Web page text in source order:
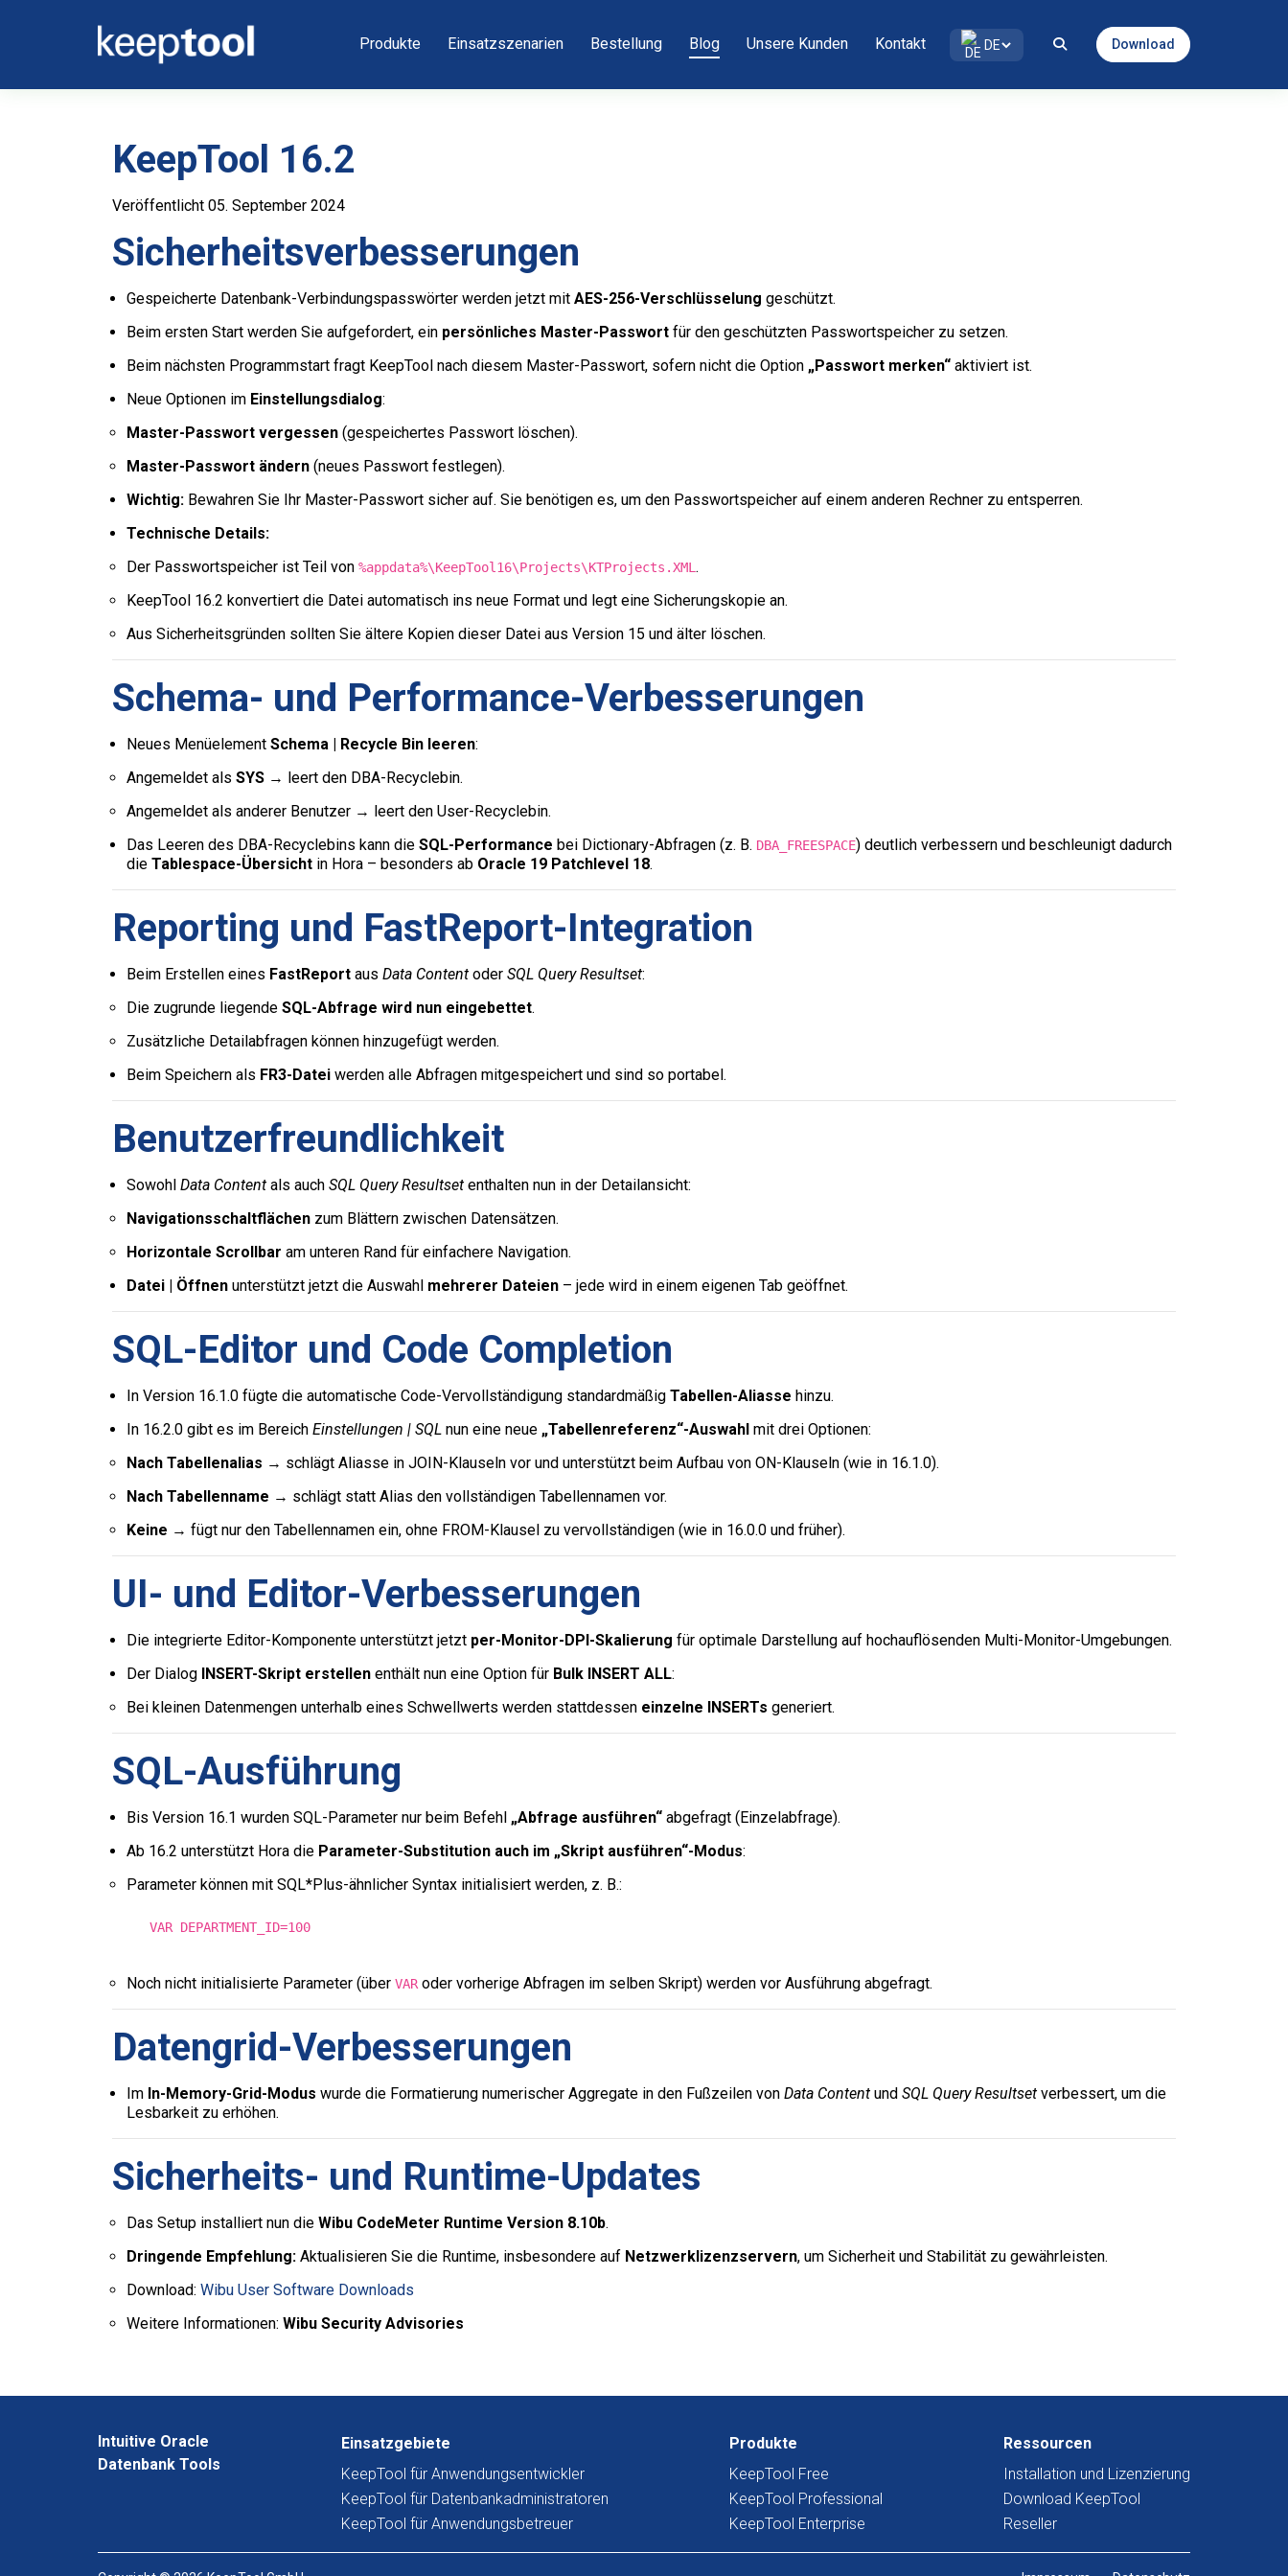
Produkte Einsatzszenarien Bestellung Blog Unsere Kunden Kontakt DE Download
KeepTool 16.2
Veröffentlicht 05. September 2024
Sicherheitsverbesserungen
Gespeicherte Datenbank-Verbindungspasswörter werden jetzt mit AES-256-Verschlüsselung geschützt.
Beim ersten Start werden Sie aufgefordert, ein persönliches Master-Passwort für den geschützten Passwortspeicher zu setzen.
Beim nächsten Programmstart fragt KeepTool nach diesem Master-Passwort, sofern nicht die Option „Passwort merken“ aktiviert ist.
Neue Optionen im Einstellungsdialog:
Master-Passwort vergessen (gespeichertes Passwort löschen).
Master-Passwort ändern (neues Passwort festlegen).
Wichtig: Bewahren Sie Ihr Master-Passwort sicher auf. Sie benötigen es, um den Passwortspeicher auf einem anderen Rechner zu entsperren.
Technische Details:
Der Passwortspeicher ist Teil von %appdata%\KeepTool16\Projects\KTProjects.XML .
KeepTool 16.2 konvertiert die Datei automatisch ins neue Format und legt eine Sicherungskopie an.
Aus Sicherheitsgründen sollten Sie ältere Kopien dieser Datei aus Version 15 und älter löschen.
Schema- und Performance-Verbesserungen
Neues Menüelement Schema | Recycle Bin leeren:
Angemeldet als SYS → leert den DBA-Recyclebin.
Angemeldet als anderer Benutzer → leert den User-Recyclebin.
Das Leeren des DBA-Recyclebins kann die SQL-Performance bei Dictionary-Abfragen (z. B. DBA_FREESPACE) deutlich verbessern und beschleunigt dadurch
die Tablespace-Übersicht in Hora – besonders ab Oracle 19 Patchlevel 18.
Reporting und FastReport-Integration
Beim Erstellen eines FastReport aus Data Content oder SQL Query Resultset:
Die zugrunde liegende SQL-Abfrage wird nun eingebettet.
Zusätzliche Detailabfragen können hinzugefügt werden.
Beim Speichern als FR3-Datei werden alle Abfragen mitgespeichert und sind so portabel.
Benutzerfreundlichkeit
Sowohl Data Content als auch SQL Query Resultset enthalten nun in der Detailansicht:
Navigationsschaltflächen zum Blättern zwischen Datensätzen.
Horizontale Scrollbar am unteren Rand für einfachere Navigation.
Datei | Öffnen unterstützt jetzt die Auswahl mehrerer Dateien – jede wird in einem eigenen Tab geöffnet.
SQL-Editor und Code Completion
In Version 16.1.0 fügte die automatische Code-Vervollständigung standardmäßig Tabellen-Aliasse hinzu.
In 16.2.0 gibt es im Bereich Einstellungen | SQL nun eine neue „Tabellenreferenz“-Auswahl mit drei Optionen:
Nach Tabellenalias → schlägt Aliasse in JOIN-Klauseln vor und unterstützt beim Aufbau von ON-Klauseln (wie in 16.1.0).
Nach Tabellenname → schlägt statt Alias den vollständigen Tabellennamen vor.
Keine → fügt nur den Tabellennamen ein, ohne FROM-Klausel zu vervollständigen (wie in 16.0.0 und früher).
UI- und Editor-Verbesserungen
Die integrierte Editor-Komponente unterstützt jetzt per-Monitor-DPI-Skalierung für optimale Darstellung auf hochauflösenden Multi-Monitor-Umgebungen.
Der Dialog INSERT-Skript erstellen enthält nun eine Option für Bulk INSERT ALL:
Bei kleinen Datenmengen unterhalb eines Schwellwerts werden stattdessen einzelne INSERTs generiert.
SQL-Ausführung
Bis Version 16.1 wurden SQL-Parameter nur beim Befehl „Abfrage ausführen“ abgefragt (Einzelabfrage).
Ab 16.2 unterstützt Hora die Parameter-Substitution auch im „Skript ausführen“-Modus:
Parameter können mit SQL*Plus-ähnlicher Syntax initialisiert werden, z. B.:
VAR DEPARTMENT_ID=100
Noch nicht initialisierte Parameter (über VARoder vorherige Abfragen im selben Skript) werden vor Ausführung abgefragt.
Datengrid-Verbesserungen
Im In-Memory-Grid-Modus wurde die Formatierung numerischer Aggregate in den Fußzeilen von Data Content und SQL Query Resultset verbessert, um die
Lesbarkeit zu erhöhen.
Sicherheits- und Runtime-Updates
Das Setup installiert nun die Wibu CodeMeter Runtime Version 8.10b.
Dringende Empfehlung: Aktualisieren Sie die Runtime, insbesondere auf Netzwerklizenzservern, um Sicherheit und Stabilität zu gewährleisten.
Download: Wibu User Software Downloads
Weitere Informationen: Wibu Security Advisories
Intuitive Oracle
Datenbank Tools
Einsatzgebiete
KeepTool für Anwendungsentwickler
KeepTool für Datenbankadministratoren
KeepTool für Anwendungsbetreuer
Produkte
KeepTool Free
KeepTool Professional
KeepTool Enterprise
Ressourcen
Installation und Lizenzierung
Download KeepTool
Reseller